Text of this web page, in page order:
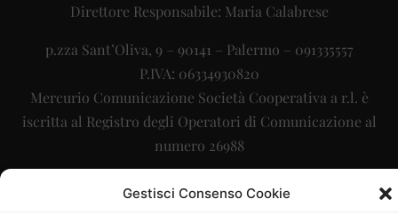
Gestisci Consenso Cookie
Direttore Responsabile: Maria Calabrese
p.zza Sant’Oliva, 9 – 90141 – Palermo – 091335557
P.IVA: 06334930820
Mercurio Comunicazione Società Cooperativa a r.l. è
iscritta al Registro degli Operatori di Comunicazione al
numero 26988
Sito gestito da La Digitale srl info@ladigitale.it